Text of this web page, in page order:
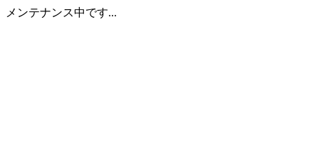
メンテナンス中です...